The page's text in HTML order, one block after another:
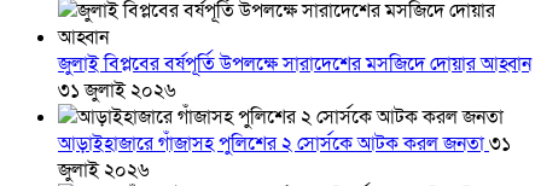
জুলাই বিপ্লবের বর্ষপূর্তি উপলক্ষে সারাদেশের মসজিদে দোয়ার আহ্বান
৩১ জুলাই ২০২৬
আড়াইহাজারে গাঁজাসহ পুলিশের ২ সোর্সকে আটক করল জনতা৩১
জুলাই ২০২৬